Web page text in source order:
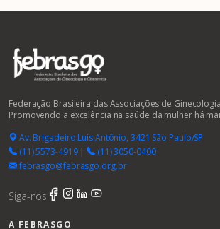
Federação Brasileira das Associações de
Promovendo a excelência na saúde da mulher há
Av. Brigadeiro Luís Antônio, 3421 São Paulo/SP
(11) 5573-4919|
(11) 3050-0400
febrasgo@febrasgo.org.br
Siga-nos
A FEBRASGO